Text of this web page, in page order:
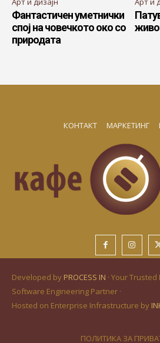
Фантастичен уметнички
спој на човечкото око со
природата
КОНТАКТ МАРКЕТИНГ
Developed by PROCESS IN · Your
Software Engineering Partner ·
Hosted on Enterprise Infrastructure by
ПОЛИТИКА ЗА